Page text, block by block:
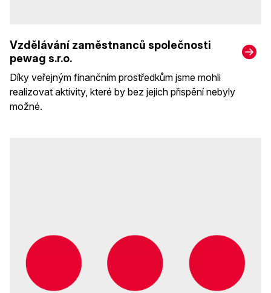
Vzdělávání zaměstnanců společnosti
pewag s.r.o.
Díky veřejným finančním prostředkům jsme mohli
realizovat aktivity, které by bez jejich přispění nebyly
možné.